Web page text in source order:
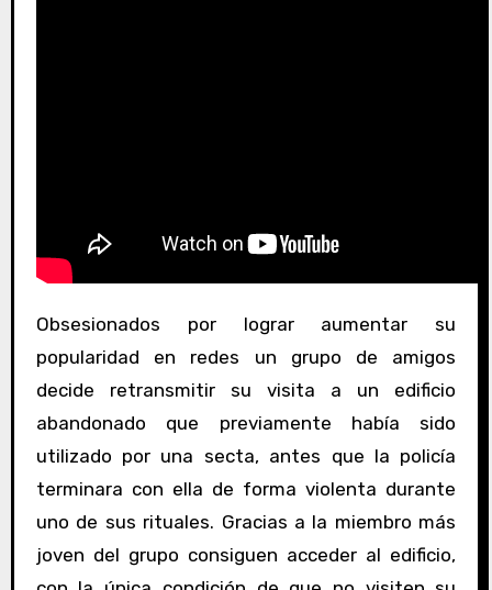
Obsesionados por lograr aumentar su
popularidad en redes un grupo de amigos
decide retransmitir su visita a un edificio
abandonado que previamente había sido
utilizado por una secta, antes que la policía
terminara con ella de forma violenta durante
uno de sus rituales. Gracias a la miembro más
joven del grupo consiguen acceder al edificio,